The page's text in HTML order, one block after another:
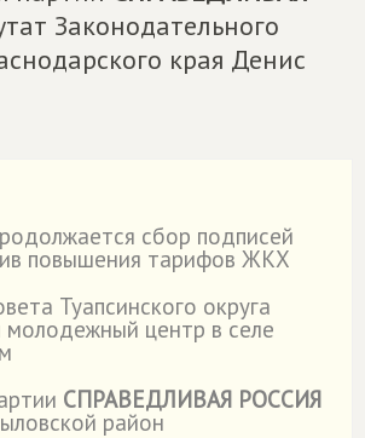
Законодательного
края Денис
сбор подписей
повышения тарифов ЖКХ
Туапсинского округа
центр в селе
СПРАВЕДЛИВАЯ РОССИЯ
район